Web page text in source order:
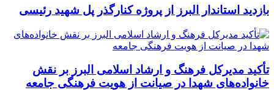
بازدید استاندار البرز از پروژه کنارگذر پل شهید رئیسی
تأکید مدیرکل فرهنگ و ارشاد اسلامی البرز بر نقش
خانواده‌های شهدا در صیانت از هویت فرهنگی جامعه